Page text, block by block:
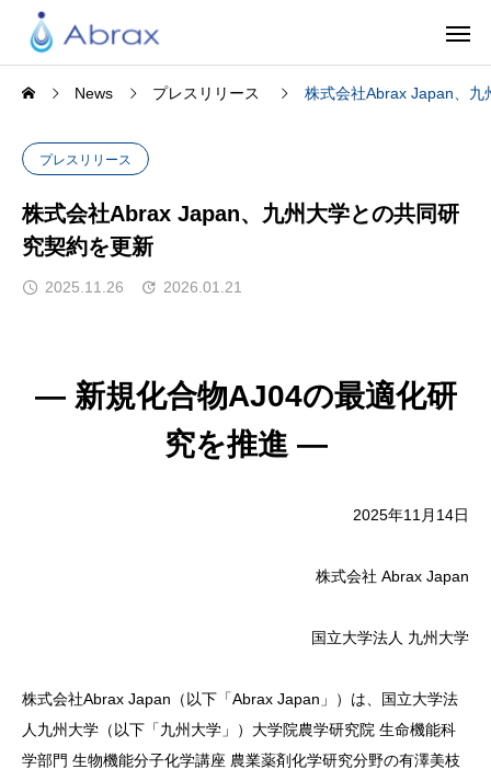
News プレスリリース 株式会社Abrax Japan、九
プレスリリース
株式会社Abrax Japan、九州大学との共同研
究契約を更新
2025.11.26 2026.01.21
— 新規化合物AJ04の最適化研
究を推進 —
2025年11月14日
株式会社 Abrax Japan
国立大学法人 九州大学
株式会社Abrax Japan（以下「Abrax Japan」）は、国立大学法
人九州大学（以下「九州大学」）大学院農学研究院 生命機能科
学部門 生物機能分子化学講座 農業薬剤化学研究分野の有澤美枝